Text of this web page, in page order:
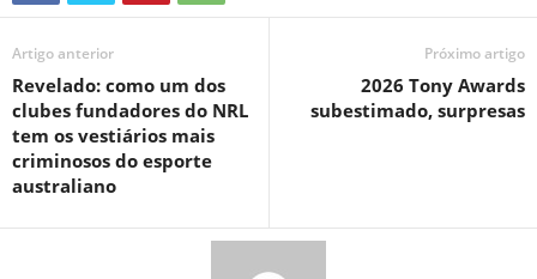
Artigo anterior
Revelado: como um dos
clubes fundadores do NRL
tem os vestiários mais
criminosos do esporte
australiano
Próximo artigo
2026 Tony Awards
subestimado, surpresas